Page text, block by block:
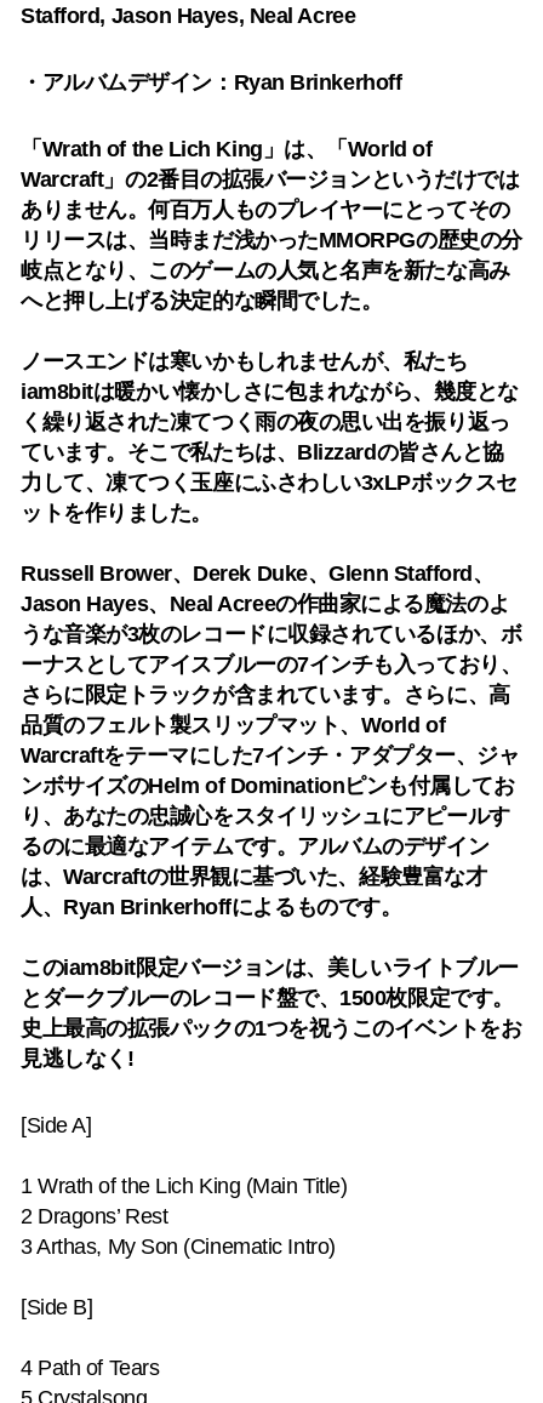
Stafford, Jason Hayes, Neal Acree
・アルバムデザイン：Ryan Brinkerhoff
「Wrath of the Lich King」は、「World of
Warcraft」の2番目の拡張バージョンというだけでは
ありません。何百万人ものプレイヤーにとってその
リリースは、当時まだ浅かったMMORPGの歴史の分
岐点となり、このゲームの人気と名声を新たな高み
へと押し上げる決定的な瞬間でした。
ノースエンドは寒いかもしれませんが、私たち
iam8bitは暖かい懐かしさに包まれながら、幾度とな
く繰り返された凍てつく雨の夜の思い出を振り返っ
ています。そこで私たちは、Blizzardの皆さんと協
力して、凍てつく玉座にふさわしい3xLPボックスセ
ットを作りました。
Russell Brower、Derek Duke、Glenn Stafford、
Jason Hayes、Neal Acreeの作曲家による魔法のよ
うな音楽が3枚のレコードに収録されているほか、ボ
ーナスとしてアイスブルーの7インチも入っており、
さらに限定トラックが含まれています。さらに、高
品質のフェルト製スリップマット、World of
Warcraftをテーマにした7インチ・アダプター、ジャ
ンボサイズのHelm of Dominationピンも付属してお
り、あなたの忠誠心をスタイリッシュにアピールす
るのに最適なアイテムです。アルバムのデザイン
は、Warcraftの世界観に基づいた、経験豊富な才
人、Ryan Brinkerhoffによるものです。
このiam8bit限定バージョンは、美しいライトブルー
とダークブルーのレコード盤で、1500枚限定です。
史上最高の拡張パックの1つを祝うこのイベントをお
見逃しなく!
[Side A]
1 Wrath of the Lich King (Main Title)
2 Dragons’ Rest
3 Arthas, My Son (Cinematic Intro)
[Side B]
4 Path of Tears